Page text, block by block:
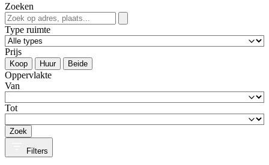
Zoeken
Type ruimte
Prijs
Koop Huur Beide
Oppervlakte
Van
Tot
Zoek
Filters